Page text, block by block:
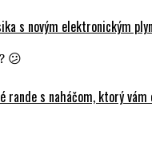
s novým elektronickým
rande s naháčom, ktorý
😕